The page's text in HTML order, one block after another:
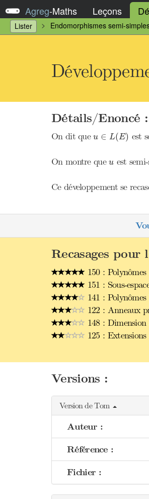
Agreg-Maths Leçons
Lister Endomorphismes semi-
Détails/Enoncé :
On dit queu ∈ L(E)
∈ L( E) est
On montre queu
u est
Ce développement se
Recasages pour
150 : Polynômes
151 : Sous-
141 :
122 : Anneaux
148 :
125 :
Versions :
Version de Tom
Auteur :
Référence :
Fichier :